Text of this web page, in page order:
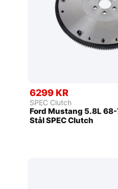
6299 KR
SPEC Clutch
Ford Mustang 5.8L
Stål SPEC Clutch